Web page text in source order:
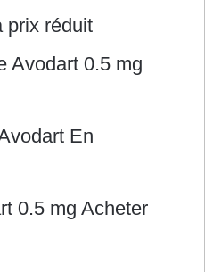
prix réduit
Avodart 0.5 mg
En
0.5 mg Acheter